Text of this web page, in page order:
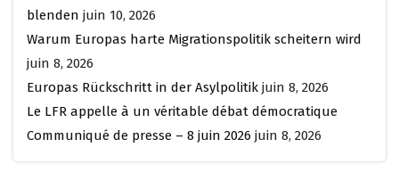
blenden juin 10, 2026
Warum Europas harte Migrationspolitik scheitern wird
juin 8, 2026
Europas Rückschritt in der Asylpolitik juin 8, 2026
Le LFR appelle à un véritable débat démocratique
Communiqué de presse – 8 juin 2026 juin 8, 2026